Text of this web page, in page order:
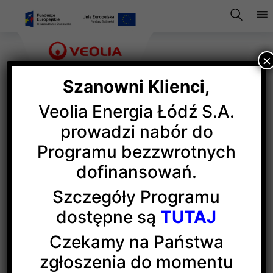
Mały książkomaniak
skończył 10 lat
Veolia Energia Łódź jest wieloletnim partnerem
projektu Mały książkomaniak, który w tym roku
obchodzi 10. urodziny.
Jubileusz jest okazją do podsumowania literackich
Szanowni Klienci,
Veolia Energia Łódź S.A.
prowadzi nabór do
Programu bezzwrotnych
dofinansowań.
Szczegóły Programu
dostępne są TUTAJ
Czekamy na Państwa
zgłoszenia do momentu
×